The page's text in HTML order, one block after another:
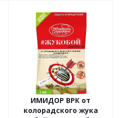
ИМИДОР ВРК от
колорадского жука